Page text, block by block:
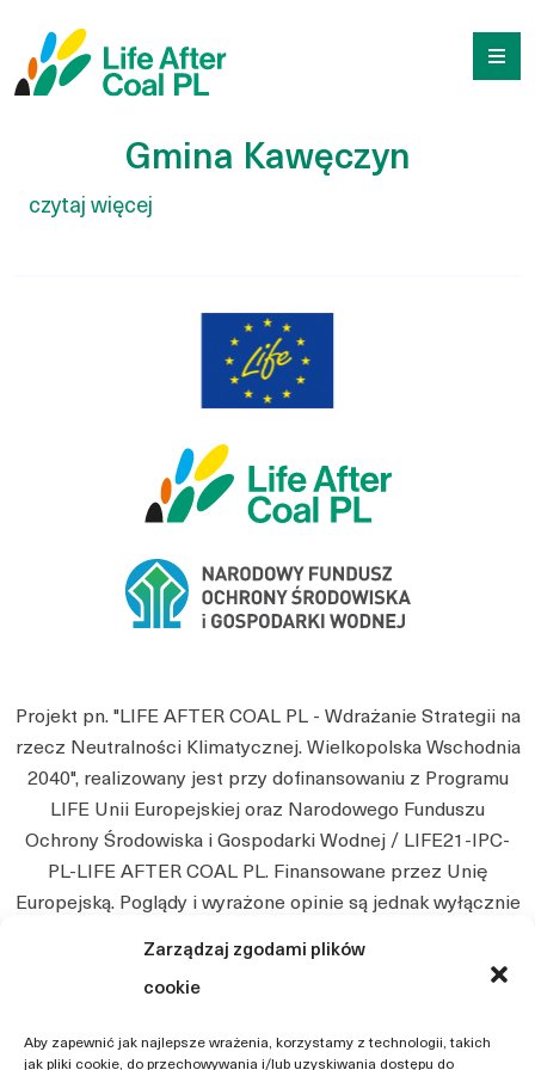
Zarządzaj zgodami plików
cookie
Aby zapewnić jak najlepsze wrażenia, korzystamy z technologii, takich
jak pliki cookie, do przechowywania i/lub uzyskiwania dostępu do
treści
Gmina Kawęczyn
Gmina Kawęczyn
czytaj więcej
Projekt pn. "LIFE AFTER COAL PL - Wdrażanie Strategii na
rzecz Neutralności Klimatycznej. Wielkopolska Wschodnia
2040", realizowany jest przy dofinansowaniu z Programu
LIFE Unii Europejskiej oraz Narodowego Funduszu
Ochrony Środowiska i Gospodarki Wodnej / LIFE21-IPC-
PL-LIFE AFTER COAL PL. Finansowane przez Unię
Europejską. Poglądy i wyrażone opinie są jednak wyłącznie
Unii Europejskiej. Ani Unia Europejska, ani instytucja
przyznająca nie będą ponosić jakiejkolwiek